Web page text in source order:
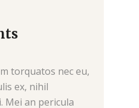
torquatos nec eu,
ex, nihil
Mei an pericula